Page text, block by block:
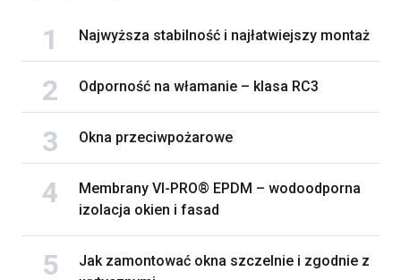
Najwyższa stabilność i najłatwiejszy montaż
Odporność na włamanie – klasa RC3
Okna przeciwpożarowe
Membrany VI-PRO® EPDM – wodoodporna
izolacja okien i fasad
Jak zamontować okna szczelnie i zgodnie z